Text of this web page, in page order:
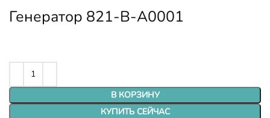
Генератор 821-В-А0001
В КОРЗИНУ
КУПИТЬ СЕЙЧАС